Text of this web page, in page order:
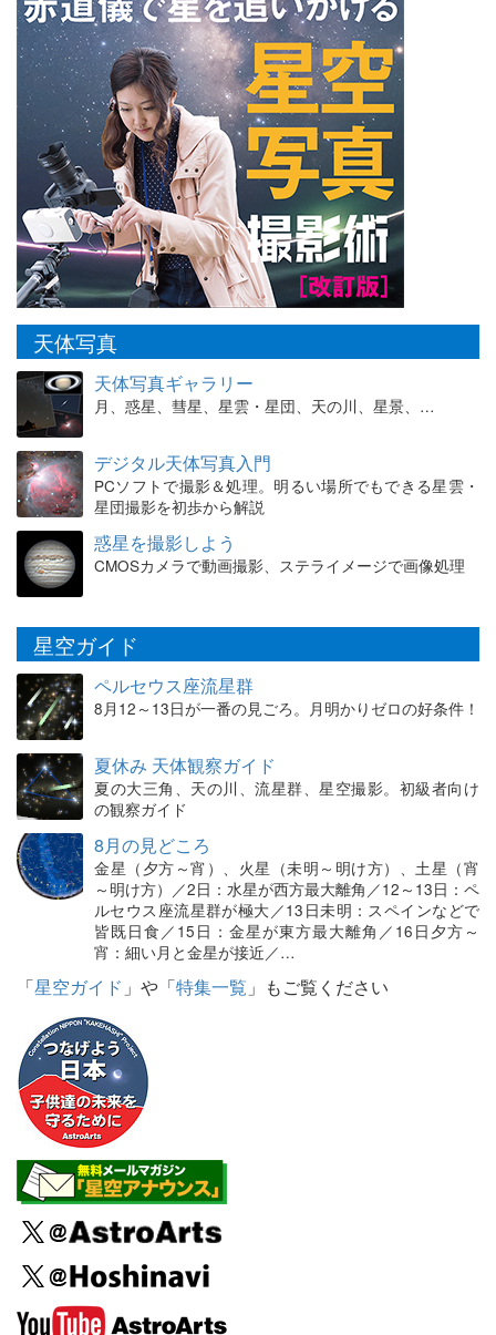
天体写真
天体写真ギャラリー
月、惑星、彗星、星雲・星団、天の川、星景、…
デジタル天体写真入門
PCソフトで撮影＆処理。明るい場所でもできる星雲・
星団撮影を初歩から解説
惑星を撮影しよう
CMOSカメラで動画撮影、ステライメージで画像処理
星空ガイド
ペルセウス座流星群
8月12～13日が一番の見ごろ。月明かりゼロの好条件！
夏休み 天体観察ガイド
夏の大三角、天の川、流星群、星空撮影。初級者向け
の観察ガイド
8月の見どころ
金星（夕方～宵）、火星（未明～明け方）、土星（宵
～明け方）／2日：水星が西方最大離角／12～13日：ペ
ルセウス座流星群が極大／13日未明：スペインなどで
皆既日食／15日：金星が東方最大離角／16日夕方～
宵：細い月と金星が接近／…
「星空ガイド 」や「特集一覧 」もご覧ください